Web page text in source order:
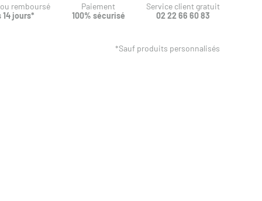
remboursé
14 jours*
Paiement
100% sécurisé
Service client gratuit
02 22 66 60 83
*Sauf produits personnalisés